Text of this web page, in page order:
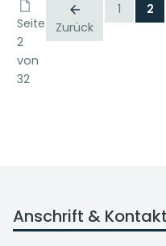
Seite
2
von
32
Zurück
1 2
Anschrift & Kontakt